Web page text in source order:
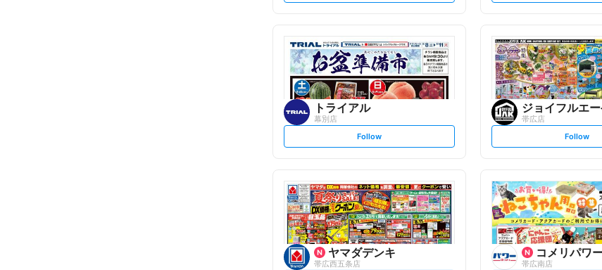
t
o
w
t
o
w
トライアル
幕別店
s
t
l
o
w
Follow
ジョイフルエ
帯広店
s
t
l
o
w
Follow
ヤマダデンキ
帯広西五条店
コメリパワ
帯広南店